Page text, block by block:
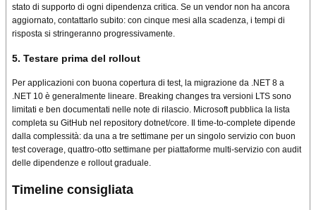
stato di supporto di ogni dipendenza critica. Se un vendor non ha ancora
aggiornato, contattarlo subito: con cinque mesi alla scadenza, i tempi di
risposta si stringeranno progressivamente.
5. Testare prima del rollout
Per applicazioni con buona copertura di test, la migrazione da .NET 8 a
.NET 10 è generalmente lineare. Breaking changes tra versioni LTS sono
limitati e ben documentati nelle note di rilascio. Microsoft pubblica la lista
completa su GitHub nel repository dotnet/core. Il time-to-complete dipende
dalla complessità: da una a tre settimane per un singolo servizio con buon
test coverage, quattro-otto settimane per piattaforme multi-servizio con audit
delle dipendenze e rollout graduale.
Timeline consigliata